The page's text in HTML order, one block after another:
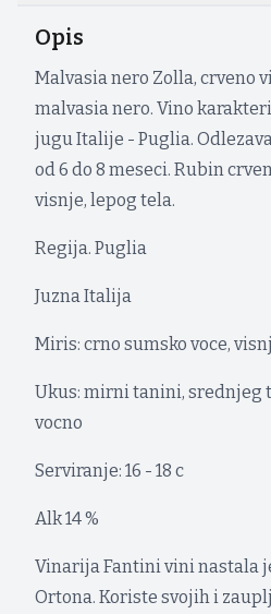
Opis
Malvasia nero Zolla, crveno
malvasia nero. Vino
jugu Italije - Puglia.
od 6 do 8 meseci. Rubin
visnje, lepog tela.
Regija. Puglia
Juzna Italija
Miris: crno sumsko voce,
Ukus: mirni tanini, srednjeg
vocno
Serviranje: 16 - 18 c
Alk 14 %
Vinarija Fantini vini nastala
Ortona. Koriste svojih i